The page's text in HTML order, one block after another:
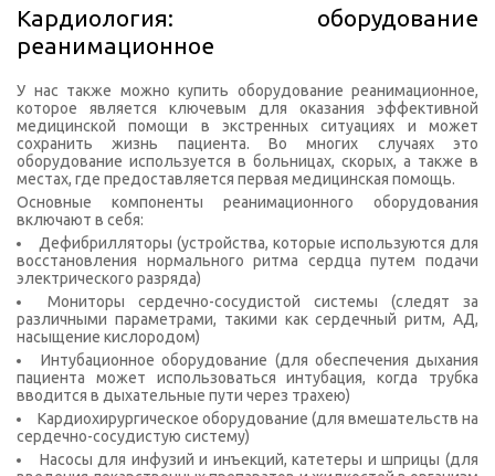
Кардиология: оборудование
реанимационное
У нас также можно купить оборудование реанимационное,
которое является ключевым для оказания эффективной
медицинской помощи в экстренных ситуациях и может
сохранить жизнь пациента. Во многих случаях это
оборудование используется в больницах, скорых, а также в
местах, где предоставляется первая медицинская помощь.
Основные компоненты реанимационного оборудования
включают в себя:
Дефибрилляторы (устройства, которые используются для
восстановления нормального ритма сердца путем подачи
электрического разряда)
Мониторы сердечно-сосудистой системы (следят за
различными параметрами, такими как сердечный ритм, АД,
насыщение кислородом)
Интубационное оборудование (для обеспечения дыхания
пациента может использоваться интубация, когда трубка
вводится в дыхательные пути через трахею)
Кардиохирургическое оборудование (для вмешательств на
сердечно-сосудистую систему)
Насосы для инфузий и инъекций, катетеры и шприцы (для